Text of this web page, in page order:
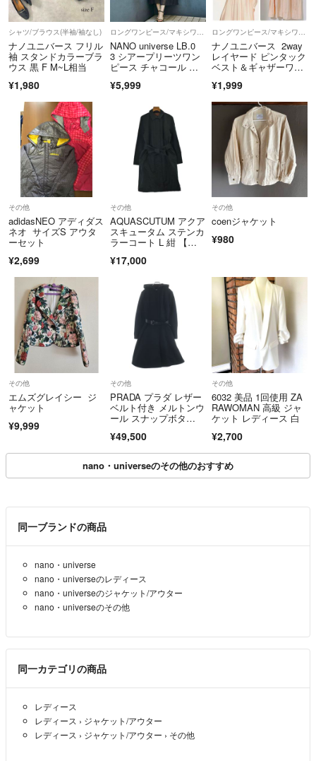
シャツ/ブラウス(半袖/袖なし)
ナノユニバース フリル
袖 スタンドカラーブラ
ウス 黒 F M~L相当
¥1,980
NANO universe LB.0
3 シアープリーツワン
ピース チャコール ロ
ニバース 結婚式 パー
¥5,999
ナノユニバース 2way
レイヤード ピンタック
ベスト＆ギャザーワン
¥1,999
その他
adidasNEO アディダス
ネオ サイズS アウタ
ーセット
¥2,699
その他
AQUASCUTUM アクア
スキュータム ステンカ
ラーコート L 紺 【古
料】
¥17,000
その他
coenジャケット
¥980
その他
エムズグレイシー ジ
ャケット
¥9,999
その他
PRADA プラダ レザー
ベルト付き メルトンウ
ール スナップボタ
コート ブラック レデ
ィース 290569
¥49,500
その他
6032 美品 1回使用 ZA
RAWOMAN 高級 ジャ
ケット レディース 白
¥2,700
nano・universeのその他のおすすめ
同一ブランドの商品
nano・universe
nano・universeのレディース
nano・universeのジャケット/アウター
nano・universeのその他
同一カテゴリの商品
レディース
レディース › ジャケット/アウター
レディース › ジャケット/アウター › その他